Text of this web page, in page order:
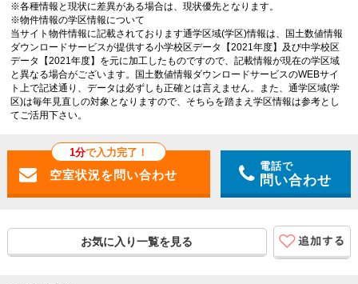
※各種情報と現状に差異がある場合は、現状優先となります。
※物件情報の学区情報について
当サイト物件情報に記載されております通学区域(学区)情報は、国土数値情報
ダウンロードサービスが提供する小学校区データ【2021年度】及び中学校区
データ【2021年度】を元に加工したものですので、記載情報が現在の学区域
と異なる場合がございます。国土数値情報ダウンロードサービスのWEBサイ
ト上で記述通り、データは必ずしも正確とは言えません。また、通学区域(学
区)は毎年見直しの対象となりますので、そちらを踏まえ学区情報は参考とし
てご活用下さい。
1分で入力完了！
電話で
問い合わせ
お気に入り一覧を見る